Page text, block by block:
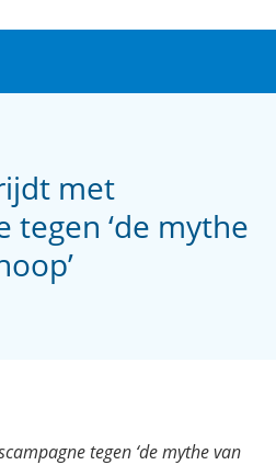
met
tegen ‘de mythe
tegen ‘de mythe van